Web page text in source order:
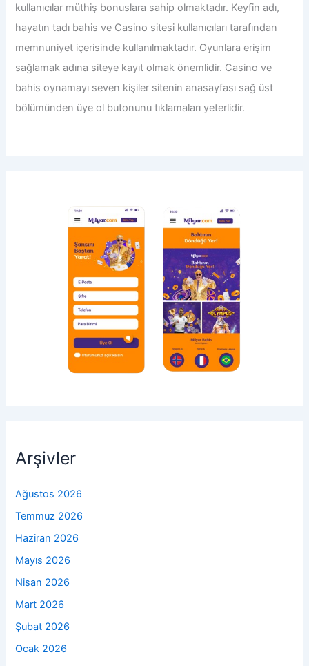
kullanıcılar müthiş bonuslara sahip olmaktadır. Keyfin adı,
hayatın tadı bahis ve Casino sitesi kullanıcıları tarafından
memnuniyet içerisinde kullanılmaktadır. Oyunlara erişim
sağlamak adına siteye kayıt olmak önemlidir. Casino ve
bahis oynamayı seven kişiler sitenin anasayfası sağ üst
bölümünden üye ol butonunu tıklamaları yeterlidir.
Arşivler
Ağustos 2026
Temmuz 2026
Haziran 2026
Mayıs 2026
Nisan 2026
Mart 2026
Şubat 2026
Ocak 2026